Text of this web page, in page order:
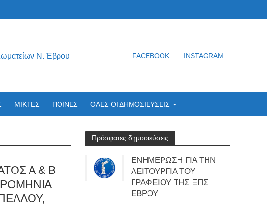
Ν. Έβρου FACEBOOK INSTAGRAM
ΜΙΚΤΕΣ ΠΟΙΝΕΣ ΟΛΕΣ ΟΙ ΔΗΜΟΣΙΕΥΣΕΙΣ
Α & Β
Πρόσφατες δημοσιεύσεις
ΕΝΗΜΕΡΩΣΗ ΓΙΑ ΤΗΝ
ΛΕΙΤΟΥΡΓΙΑ ΤΟΥ
ΓΡΑΦΕΙΟΥ ΤΗΣ ΕΠΣ
ΕΒΡΟΥ